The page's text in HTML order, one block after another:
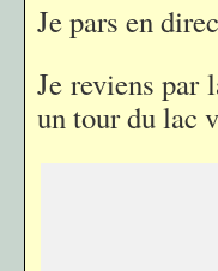
Je pars en
Je reviens par
un tour du lac